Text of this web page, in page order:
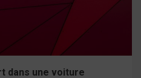
dans une voiture